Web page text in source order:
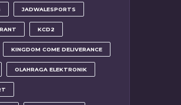
JADWALESPORTS
KCD2
KINGDOM COME DELIVERANCE
OLAHRAGA ELEKTRONIK